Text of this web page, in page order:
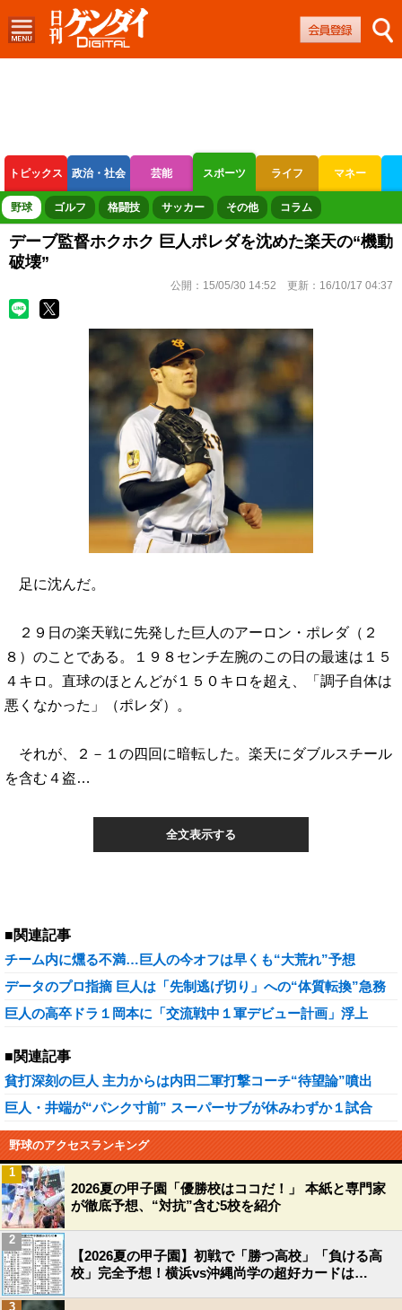
トピックス 政治・社会 芸能 スポーツ ライフ マネー
ボートレース 競輪 オートレース
野球 ゴルフ 格闘技 サッカー その他 コラム
デーブ監督ホクホク 巨人ポレダを沈めた楽天の“機動
破壊”
公開： 15/05/30 14:52 更新： 16/10/17 04:37
足に沈んだ。
２９日の楽天戦に先発した巨人のアーロン・ポレダ（２
８）のことである。１９８センチ左腕のこの日の最速は１５
４キロ。直球のほとんどが１５０キロを超え、「調子自体は
悪くなかった」（ポレダ）。
それが、２－１の四回に暗転した。楽天にダブルスチール
を含む４盗…
全文表示する
■関連記事
チーム内に燻る不満…巨人の今オフは早くも“大荒れ”予想
データのプロ指摘 巨人は「先制逃げ切り」への“体質転換”急務
巨人の高卒ドラ１岡本に「交流戦中１軍デビュー計画」浮上
■関連記事
貧打深刻の巨人 主力からは内田二軍打撃コーチ“待望論”噴出
巨人・井端が“パンク寸前” スーパーサブが休みわずか１試合
野球のアクセスランキング
2026夏の甲子園「優勝校はココだ！」 本紙と専門家
が徹底予想、“対抗”含む5校を紹介
1
【2026夏の甲子園】初戦で「勝つ高校」「負ける高
校」完全予想！横浜vs沖縄尚学の超好カードは…
2
3